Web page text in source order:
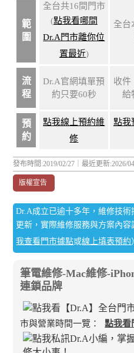
範
圍
全台共16間門市
(點我看哪間
Dr.A門市離你位
置最近)
全台
流
程
Dr.A官網填單預
約只要60秒
收件
給
預
約
點我線上預約維
修
點我
發布時間:2019/02/27｜最近更新:2026/
版權宣告
Dr.A成立已逾十多年，維修技
更新，實際維修服務與方案內
我查看門市據點或線上填表預約
筆電維修-Mac維修-
連鎖品牌
市與營業時間一覽：
點我看